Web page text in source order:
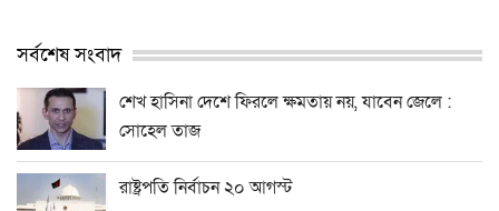
সর্বশেষ সংবাদ
শেখ হাসিনা দেশে ফিরলে ক্ষমতায় নয়, যাবেন জেলে :
সোহেল তাজ
রাষ্ট্রপতি নির্বাচন ২০ আগস্ট